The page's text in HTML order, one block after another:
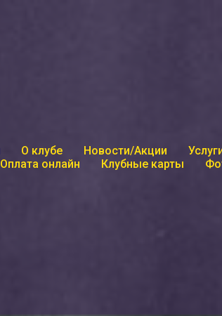
О клубе Новости/Акции
Оплата онлайн
Клубные карты